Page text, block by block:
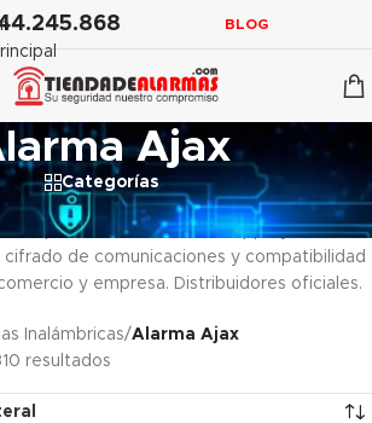
BLOG
Ajax
Categorías
Ajax: la alarma profesional sin
España. Control desde la app Ajax,
cifrado de comunicaciones y compatibilidad
y empresa. Distribuidores oficiales.
Inalámbricas/Alarma Ajax
resultados